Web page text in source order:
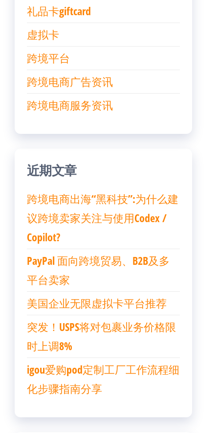
礼品卡giftcard
虚拟卡
跨境平台
跨境电商广告资讯
跨境电商服务资讯
近期文章
跨境电商出海“黑科技”:为什么建
议跨境卖家关注与使用Codex /
Copilot?
PayPal 面向跨境贸易、B2B及多
平台卖家
美国企业无限虚拟卡平台推荐
突发！USPS将对包裹业务价格限
时上调8%
igou爱购pod定制工厂工作流程细
化步骤指南分享